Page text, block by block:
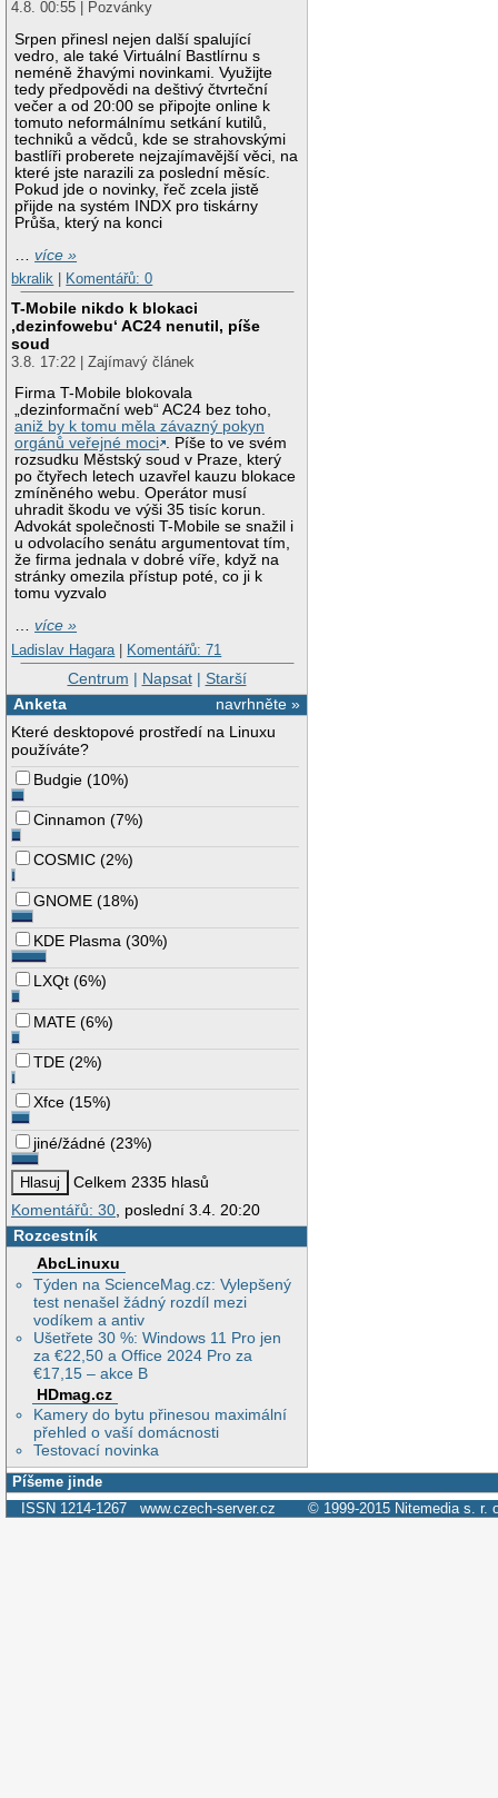
4.8. 00:55 | Pozvánky
Srpen přinesl nejen další spalující
vedro, ale také Virtuální Bastlírnu s
neméně žhavými novinkami. Využijte
tedy předpovědi na deštivý čtvrteční
večer a od 20:00 se připojte online k
tomuto neformálnímu setkání kutilů,
techniků a vědců, kde se strahovskými
bastlíři proberete nejzajímavější věci, na
které jste narazili za poslední měsíc.
Pokud jde o novinky, řeč zcela jistě
přijde na systém INDX pro tiskárny
Průša, který na konci
…více »
bkralik
Komentářů: 0
T-Mobile nikdo k blokaci
‚dezinfowebu‘ AC24 nenutil, píše
soud
3.8. 17:22 | Zajímavý článek
Firma T-Mobile blokovala
„dezinformační web“ AC24 bez toho,
aniž by k tomu měla závazný pokyn
orgánů veřejné moci . Píše to ve svém
rozsudku Městský soud v Praze, který
po čtyřech letech uzavřel kauzu blokace
zmíněného webu. Operátor musí
uhradit škodu ve výši 35 tisíc korun.
Advokát společnosti T-Mobile se snažil i
u odvolacího senátu argumentovat tím,
že firma jednala v dobré víře, když na
stránky omezila přístup poté, co ji k
tomu vyzvalo
…více »
Ladislav Hagara | Komentářů: 71
Centrum | Napsat| Starší
navrhněte »
Anketa
Které desktopové prostředí na Linuxu
používáte?
Budgie (10%)
Cinnamon (7%)
COSMIC (2%)
GNOME (18%)
KDE Plasma (30%)
LXQt (6%)
MATE (6%)
TDE (2%)
Xfce (15%)
jiné/žádné (23%)
Celkem 2335 hlasů
Komentářů: 30, poslední 3.4. 20:20
Rozcestník
AbcLinuxu
Týden na ScienceMag.cz: Vylepšený
test nenašel žádný rozdíl mezi
vodíkem a antiv
Ušetřete 30 %: Windows 11 Pro jen
za €22,50 a Office 2024 Pro za
€17,15 – akce B
HDmag.cz
Kamery do bytu přinesou maximální
přehled o vaší domácnosti
Testovací novinka
Píšeme jinde
ISSN 1214-1267 www.czech-server.cz © 1999-2015 Nitemedia s. r.